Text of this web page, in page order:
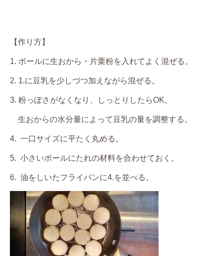
【作り方】
1. ボールに生おから・片栗粉を入れてよく混ぜる。
2. 1.に豆乳を少しづつ加えながら混ぜる。
3. 粉っぽさがなくなり、しっとりしたらOK。
生おからの水分量によって豆乳の量を調整する。
4. 一口サイズに平たく丸める。
5. 小さいボールにたれの材料を合わせておく。
6. 油をしいたフライパンに4.を並べる。